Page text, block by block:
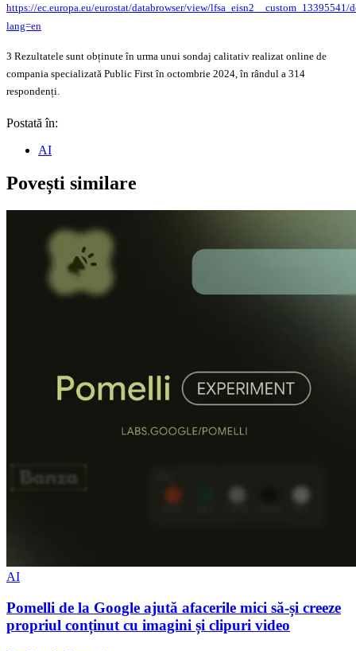
https://ec.europa.eu/eurostat/databrowser/view/lfsa_eisn2__custom_13395541/
lang=en
3 Rezultatele sunt obținute în urma unui sondaj calitativ realizat online de
compania specializată Public First în octombrie 2024, în rândul a 314
respondenți.
Postată în:
AI
Povești similare
AI
Pomelli de la Google ajută afacerile mici să-și creeze
propriul conținut cu imagini și clipuri video